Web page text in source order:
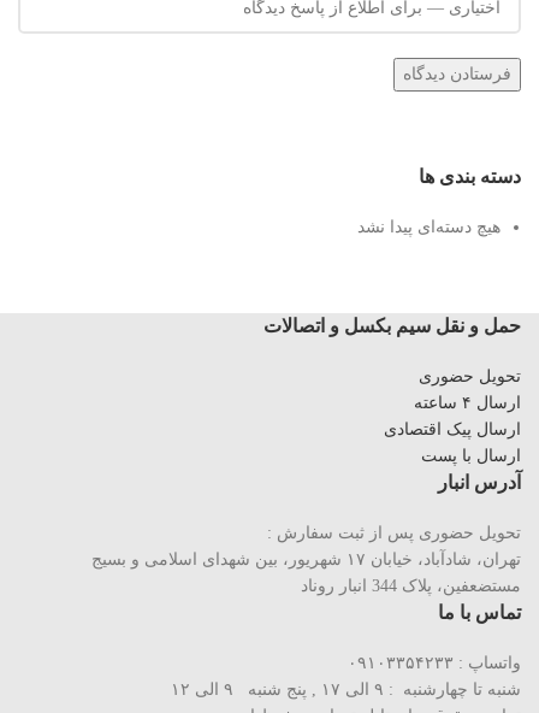
دسته بندی ها
هیچ دسته‌ای پیدا نشد
حمل و نقل سیم بکسل و اتصالات
تحویل حضوری
ارسال ۴ ساعته
ارسال پیک اقتصادی
ارسال با پست
آدرس انبار
تحویل حضوری پس از ثبت سفارش :
تهران، شادآباد، خیابان ١٧ شهریور، بین شهدای اسلامی و بسیج
مستضعفین، پلاک 344 انبار روناد
تماس با ما
واتساپ : ۰۹۱۰۳۳۵۴۲۳۳
شنبه تا چهارشنبه : ۹ الی ۱۷ , پنج شنبه ۹ الی ۱۲